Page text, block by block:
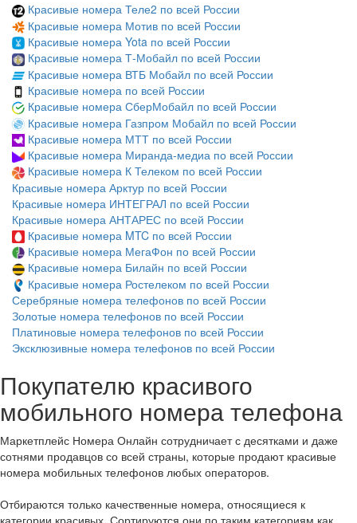
Красивые номера Теле2 по всей России
Красивые номера Мотив по всей России
Красивые номера Yota по всей России
Красивые номера Т-Мобайл по всей России
Красивые номера ВТБ Мобайл по всей России
Красивые номера по всей России
Красивые номера СберМобайл по всей России
Красивые номера Газпром Мобайл по всей России
Красивые номера МТТ по всей России
Красивые номера Миранда-медиа по всей России
Красивые номера К Телеком по всей России
Красивые номера Арктур по всей России
Красивые номера ИНТЕГРАЛ по всей России
Красивые номера АНТАРЕС по всей России
Красивые номера MTC по всей России
Красивые номера МегаФон по всей России
Красивые номера Билайн по всей России
Красивые номера Ростелеком по всей России
Серебряные номера телефонов по всей России
Золотые номера телефонов по всей России
Платиновые номера телефонов по всей России
Эксклюзивные номера телефонов по всей России
Покупателю красивого
мобильного номера телефона
Маркетплейс Номера Онлайн сотрудничает с десятками и даже
сотнями продавцов со всей страны, которые продают красивые
номера мобильных телефонов любых операторов.
Отбираются только качественные номера, относящиеся к
категории красивых. Сортируются они по таким категориям как